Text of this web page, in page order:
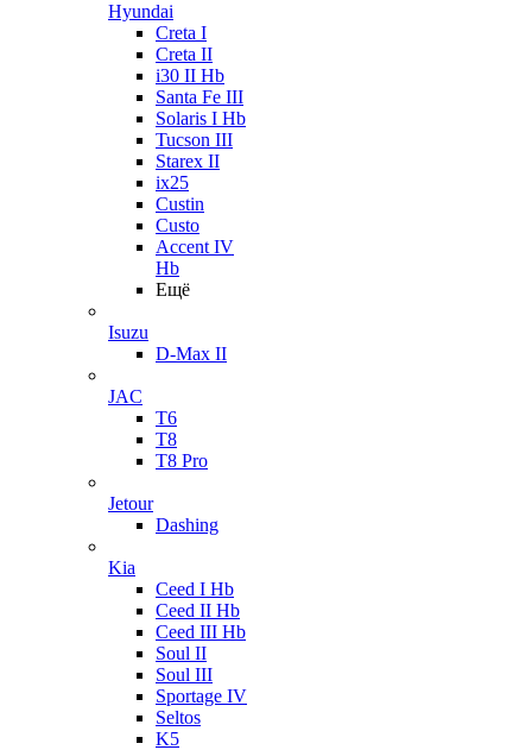
Hyundai
Creta I
Creta II
i30 II Hb
Santa Fe III
Solaris I Hb
Tucson III
Starex II
ix25
Custin
Custo
Accent IV
Hb
Ещё
Isuzu
D-Max II
JAC
T6
T8
T8 Pro
Jetour
Dashing
Kia
Ceed I Hb
Ceed II Hb
Ceed III Hb
Soul II
Soul III
Sportage IV
Seltos
K5